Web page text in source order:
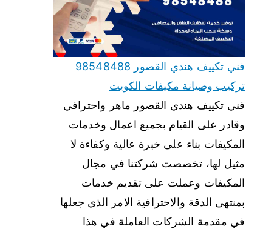
فني تكييف هندي القصور 98548488
تركيب وصيانة مكيفات الكويت
فني تكييف هندي القصور ماهر واحترافي
وقادر على القيام بجميع اعمال وخدمات
المكيفات بناء على خبرة عالية وكفاءة لا
مثيل لها، تخصصت شركتنا في مجال
المكيفات وعملت على تقديم خدمات
بمنتهى الدقة والاحترافية الامر الذي جعلها
في مقدمة الشركات العاملة في هذا